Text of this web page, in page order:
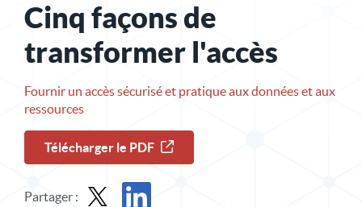
Cinq façons de
transformer l'accès
Fournir un accès sécurisé et pratique aux données et aux
ressources
Télécharger le PDF
Partager :